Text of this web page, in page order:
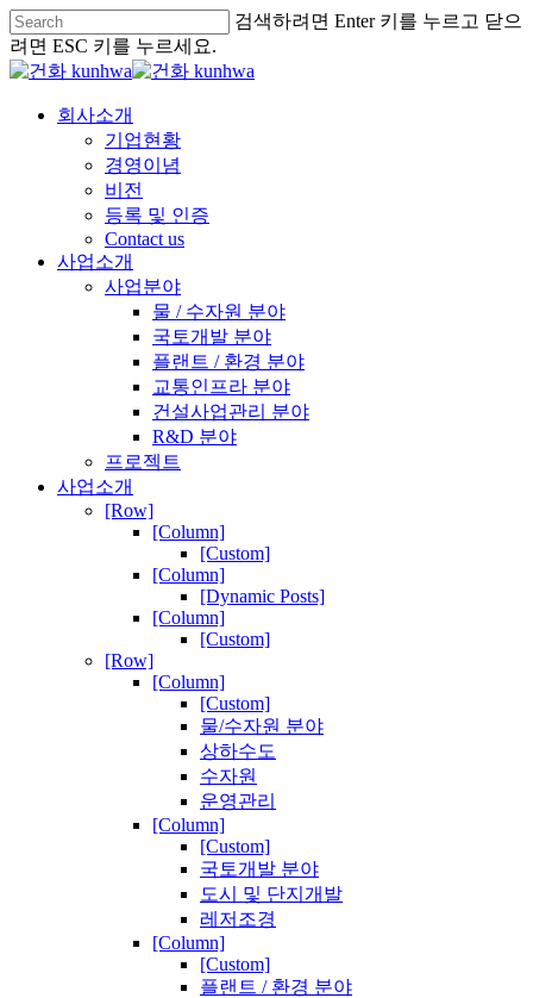
검색하려면 Enter 키를 누르고 닫으
려면 ESC 키를 누르세요.
회사소개
기업현황
경영이념
비전
등록 및 인증
Contact us
사업소개
사업분야
물 / 수자원 분야
국토개발 분야
플랜트 / 환경 분야
교통인프라 분야
건설사업관리 분야
R&D 분야
프로젝트
사업소개
[Row]
[Column]
[Custom]
[Column]
[Dynamic Posts]
[Column]
[Custom]
[Row]
[Column]
[Custom]
물/수자원 분야
상하수도
수자원
운영관리
[Column]
[Custom]
국토개발 분야
도시 및 단지개발
레저조경
[Column]
[Custom]
플랜트 / 환경 분야